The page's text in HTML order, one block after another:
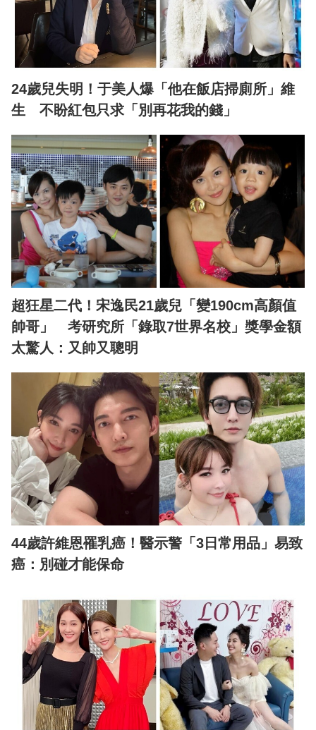
24歲兒失明！于美人爆「他在飯店掃廁所」維
生 不盼紅包只求「別再花我的錢」
超狂星二代！宋逸民21歲兒「變190cm高顏值
帥哥」 考研究所「錄取7世界名校」獎學金額
太驚人：又帥又聰明
44歲許維恩罹乳癌！醫示警「3日常用品」易致
癌：別碰才能保命